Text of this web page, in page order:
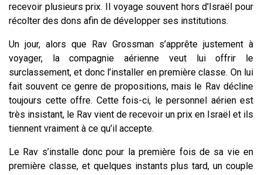
recevoir plusieurs prix. Il voyage souvent hors d'Israël pour
récolter des dons afin de développer ses institutions.
Un jour, alors que Rav Grossman s’apprête justement à
voyager, la compagnie aérienne veut lui offrir le
surclassement, et donc l’installer en première classe. On lui
fait souvent ce genre de propositions, mais le Rav décline
toujours cette offre. Cette fois-ci, le personnel aérien est
très insistant, le Rav vient de recevoir un prix en Israël et ils
tiennent vraiment à ce qu’il accepte.
Le Rav s’installe donc pour la première fois de sa vie en
première classe, et quelques instants plus tard, un couple